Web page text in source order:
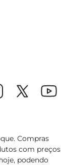
Compras
com preços
podendo